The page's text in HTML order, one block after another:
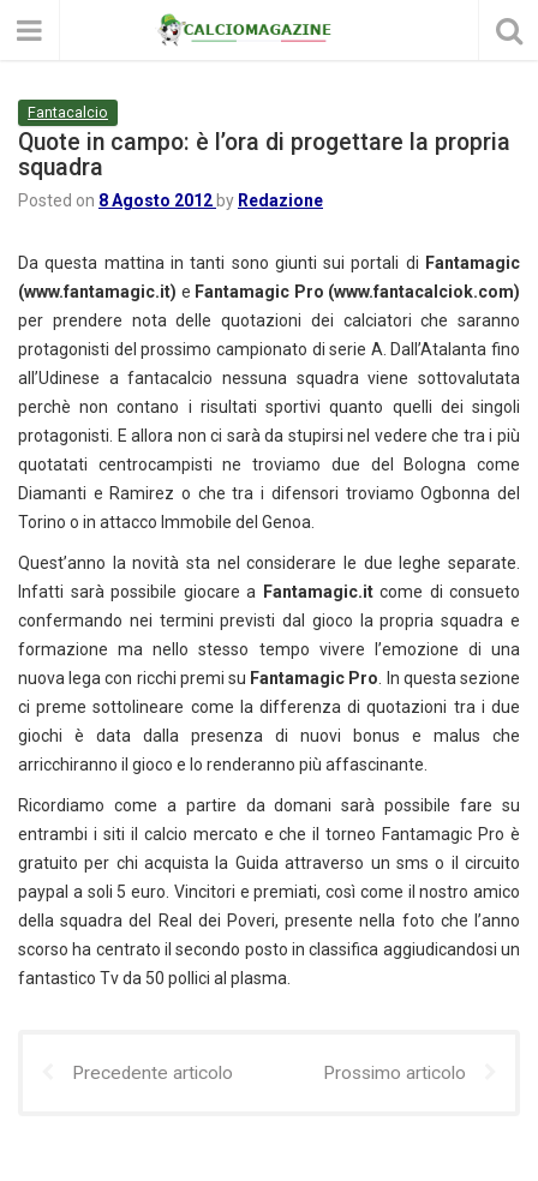
Fantacalcio
Quote in campo: è l’ora di progettare la propria
squadra
Posted on 8 Agosto 2012 by Redazione
Da questa mattina in tanti sono giunti sui portali di Fantamagic
(www.fantamagic.it) e Fantamagic Pro (www.fantacalciok.com)
per prendere nota delle quotazioni dei calciatori che saranno
protagonisti del prossimo campionato di serie A. Dall’Atalanta fino
all’Udinese a fantacalcio nessuna squadra viene sottovalutata
perchè non contano i risultati sportivi quanto quelli dei singoli
protagonisti. E allora non ci sarà da stupirsi nel vedere che tra i più
quotatati centrocampisti ne troviamo due del Bologna come
Diamanti e Ramirez o che tra i difensori troviamo Ogbonna del
Torino o in attacco Immobile del Genoa.
Quest’anno la novità sta nel considerare le due leghe separate.
Infatti sarà possibile giocare a
Fantamagic.itcome di consueto
confermando nei termini previsti dal gioco la propria squadra e
formazione ma nello stesso tempo vivere l’emozione di una
nuova lega con ricchi premi su Fantamagic Pro . In questa sezione
ci preme sottolineare come la differenza di quotazioni tra i due
giochi è data dalla presenza di nuovi bonus e malus che
arricchiranno il gioco e lo renderanno più affascinante.
Ricordiamo come a partire da domani sarà possibile fare su
entrambi i siti il calcio mercato e che il torneo Fantamagic Pro è
gratuito per chi acquista la Guida attraverso un sms o il circuito
paypal a soli 5 euro. Vincitori e premiati, così come il nostro amico
della squadra del Real dei Poveri, presente nella foto che l’anno
scorso ha centrato il secondo posto in classifica aggiudicandosi un
fantastico Tv da 50 pollici al plasma.
Precedente articolo Prossimo articolo